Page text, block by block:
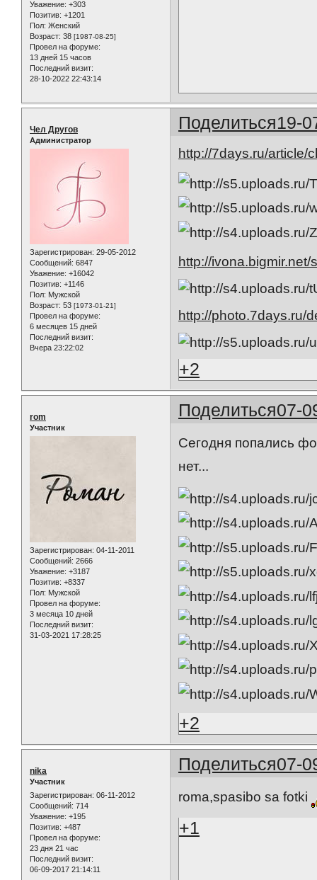
Уважение: +303
Позитив: +1201
Пол: Женский
Возраст: 38 [1987-08-25]
Провел на форуме:
13 дней 15 часов
Последний визит:
28-10-2022 22:43:14
Поделиться19-
Чел Другов
Администратор
Зарегистрирован: 29-05-2012
Сообщений: 6847
Уважение: +16042
Позитив: +1146
Пол: Мужской
Возраст: 53 [1973-01-21]
Провел на форуме:
6 месяцев 15 дней
Последний визит:
Вчера 23:22:02
http://7days.ru/
http://
http://photo.7days.ru/
+2
Поделиться07-
rom
Участник
Зарегистрирован: 04-11-2011
Сообщений: 2666
Уважение: +3187
Позитив: +8337
Пол: Мужской
Провел на форуме:
3 месяца 10 дней
Последний визит:
31-03-2021 17:28:25
Сегодня попались
нет...
+2
Поделиться07-
nika
Участник
Зарегистрирован: 06-11-2012
Сообщений: 714
Уважение: +195
Позитив: +487
Провел на форуме:
23 дня 21 час
Последний визит:
06-09-2017 21:14:11
roma,spasibo sa fotki
+1